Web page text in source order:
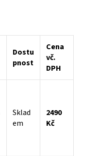
Dostu
pnost
Cena
vč.
DPH
Sklad
em
2490
Kč